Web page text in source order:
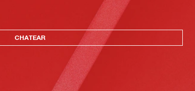
CHATEAR